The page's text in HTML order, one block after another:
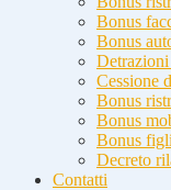
Bonus
Bonus
Cessione
Bonus
Bonus
Bonus figli
Decreto
Contatti